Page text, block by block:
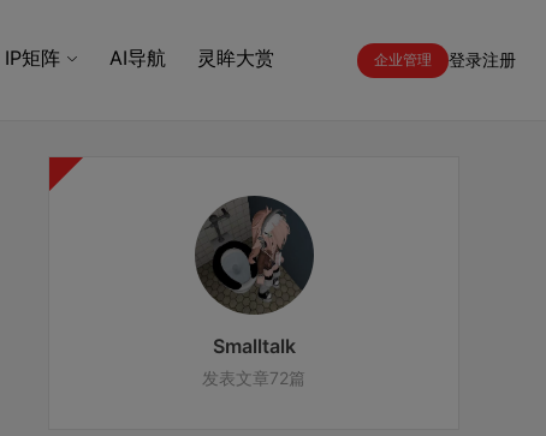
IP矩阵 AI导航 灵眸大赏 企业管理 登录注册
Smalltalk
发表文章72篇